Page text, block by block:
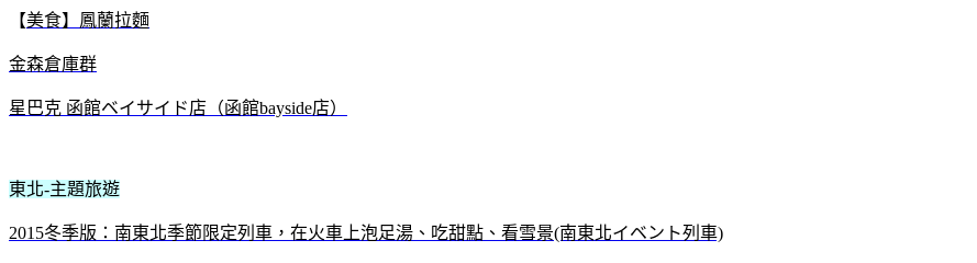
【美食】鳳蘭拉麵
金森倉庫群
星巴克 函館ベイサイド店（函館bayside店）
東北-主題旅遊
2015冬季版：南東北季節限定列車，在火車上泡足湯、吃甜點、看雪景(南東北イベント列車)